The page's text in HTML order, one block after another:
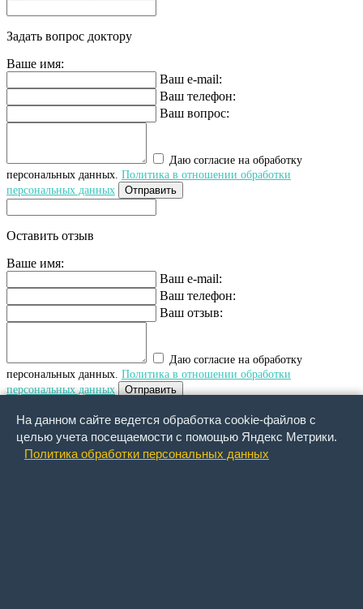
Задать вопрос доктору
Ваше имя:
Ваш e-mail:
Ваш телефон:
Ваш вопрос:
Даю согласие на обработку
персональных данных. Политика в отношении обработки
персональных данных
Отправить
Оставить отзыв
Ваше имя:
Ваш e-mail:
Ваш телефон:
Ваш отзыв:
Даю согласие на обработку
персональных данных. Политика в отношении обработки
персональных данных
Отправить
Обратный звонок
Ваше имя:
На данном сайте ведется обработка cookie-файлов с
целью учета посещаемости с помощью Яндекс Метрики.
Политика обработки персональных данных